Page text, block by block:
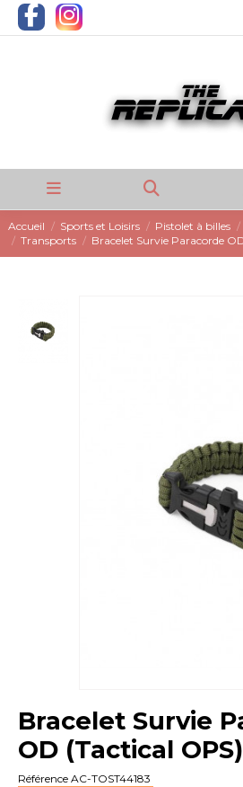
Accueil Sports et Loisirs Pistolet à billes
Transports
Bracelet Survie Paracorde
Bracelet Survie
OD (Tactical OPS)
Référence AC-TOST44183